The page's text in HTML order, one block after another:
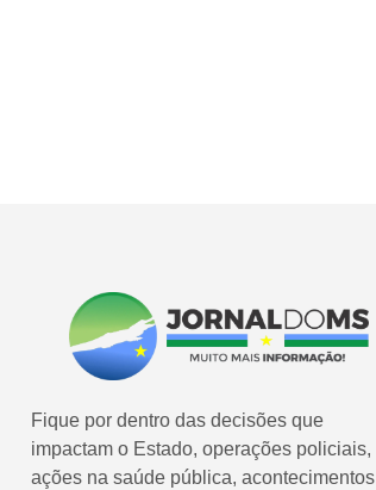
Fique por dentro das decisões que
impactam o Estado, operações policiais,
ações na saúde pública, acontecimentos